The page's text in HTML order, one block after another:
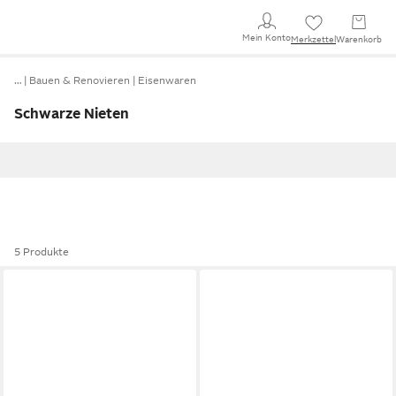
Mein KontoMerkzettel Warenkorb
… Bauen & Renovieren Eisenwaren
Schwarze Nieten
5 Produkte